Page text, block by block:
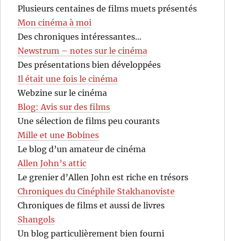
Plusieurs centaines de films muets présentés
Mon cinéma à moi
Des chroniques intéressantes…
Newstrum – notes sur le cinéma
Des présentations bien développées
Il était une fois le cinéma
Webzine sur le cinéma
Blog: Avis sur des films
Une sélection de films peu courants
Mille et une Bobines
Le blog d’un amateur de cinéma
Allen John’s attic
Le grenier d’Allen John est riche en trésors
Chroniques du Cinéphile Stakhanoviste
Chroniques de films et aussi de livres
Shangols
Un blog particulièrement bien fourni